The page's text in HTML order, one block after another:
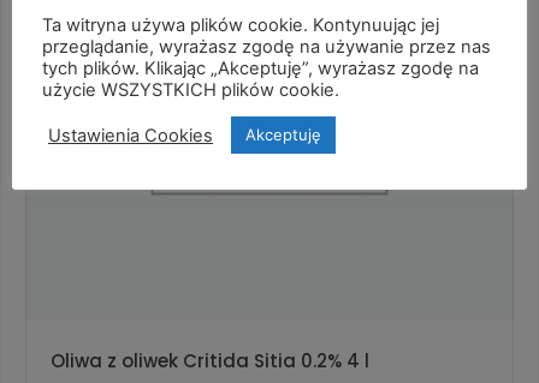
Oliwa z oliwek Critida Sitia 0.2% 4 l
Ta witryna używa plików cookie. Kontynuując jej
przeglądanie, wyrażasz zgodę na używanie przez nas
tych plików. Klikając „Akceptuję”, wyrażasz zgodę na
użycie WSZYSTKICH plików cookie.
Ustawienia Cookies Akceptuję